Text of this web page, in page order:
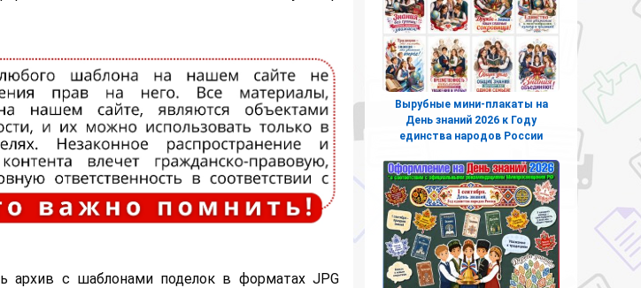
архив с шаблонами поделок в форматах JPG
Вырубные мини-плакаты на
День знаний 2026 к Году
единства народов России